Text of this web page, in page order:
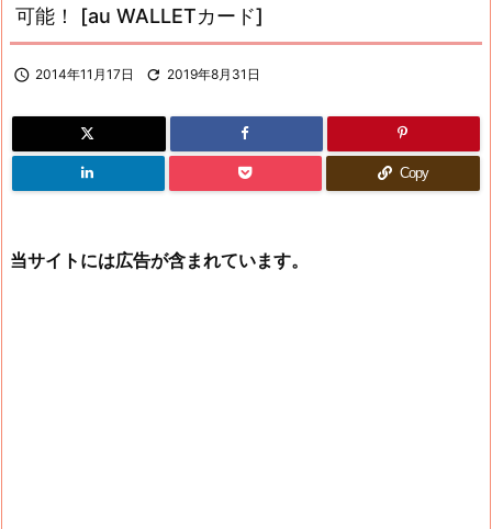

可能！ [au WALLETカード]
 2014年11月17日  2019年8月31日
Copy
当サイトには広告が含まれています。